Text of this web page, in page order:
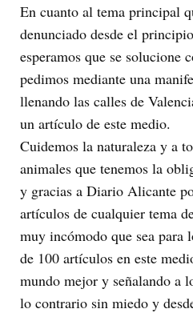
En cuanto al tema principal
denunciado desde el
esperamos que se solucione
pedimos mediante una
llenando las calles de
un artículo de este medio.
Cuidemos la naturaleza y a
animales que tenemos la
y gracias a Diario Alicante
artículos de cualquier tema
muy incómodo que sea para
de 100 artículos en este
mundo mejor y señalando a
lo contrario sin miedo y